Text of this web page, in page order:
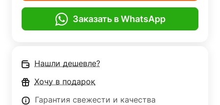
Заказать в WhatsApp
Нашли дешевле?
Хочу в подарок
Гарантия свежести и качества